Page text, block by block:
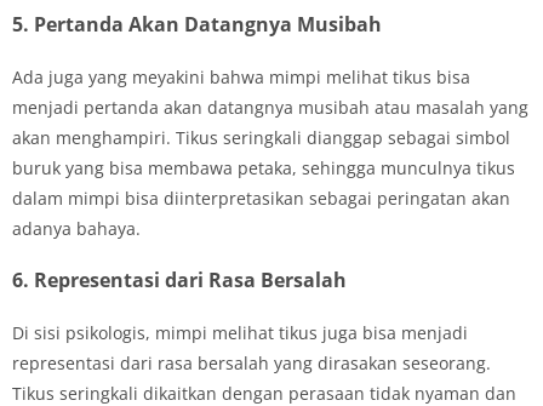
5. Pertanda Akan Datangnya Musibah
Ada juga yang meyakini bahwa mimpi melihat tikus bisa
menjadi pertanda akan datangnya musibah atau masalah yang
akan menghampiri. Tikus seringkali dianggap sebagai simbol
buruk yang bisa membawa petaka, sehingga munculnya tikus
dalam mimpi bisa diinterpretasikan sebagai peringatan akan
adanya bahaya.
6. Representasi dari Rasa Bersalah
Di sisi psikologis, mimpi melihat tikus juga bisa menjadi
representasi dari rasa bersalah yang dirasakan seseorang.
Tikus seringkali dikaitkan dengan perasaan tidak nyaman dan